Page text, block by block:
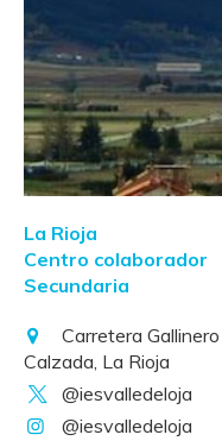
La Rioja
Centro colaborador
Secundaria
Carretera
Calzada, La Rioja
@iesvalledeloja
@iesvalledeloja